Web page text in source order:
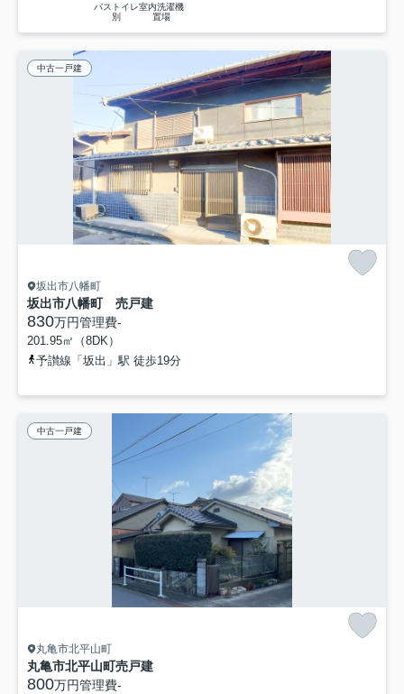
バストイレ
別
室内洗濯機
置場
中古一戸建
坂出市八幡町
坂出市八幡町 売戸建
830万円管理費-
201.95㎡（8DK）
予讃線「坂出」駅 徒歩19分
中古一戸建
丸亀市北平山町
丸亀市北平山町売戸建
800万円管理費-